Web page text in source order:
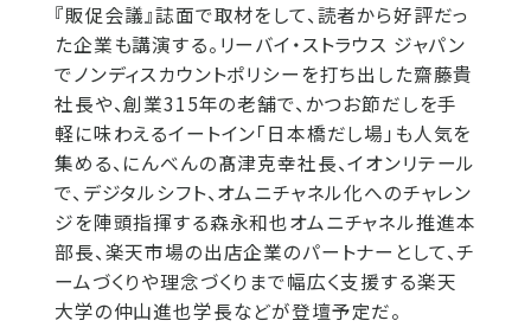
『販促会議』誌面で取材をして、読者から好評だっ
た企業も講演する。リーバイ・ストラウス ジャパン
でノンディスカウントポリシーを打ち出した齋藤貴
社長や、創業315年の老舗で、かつお節だしを手
軽に味わえるイートイン「日本橋だし場」も人気を
集める、にんべんの髙津克幸社長、イオンリテール
で、デジタルシフト、オムニチャネル化へのチャレン
ジを陣頭指揮する森永和也オムニチャネル推進本
部長、楽天市場の出店企業のパートナーとして、チ
ームづくりや理念づくりまで幅広く支援する楽天
大学の仲山進也学長などが登壇予定だ。